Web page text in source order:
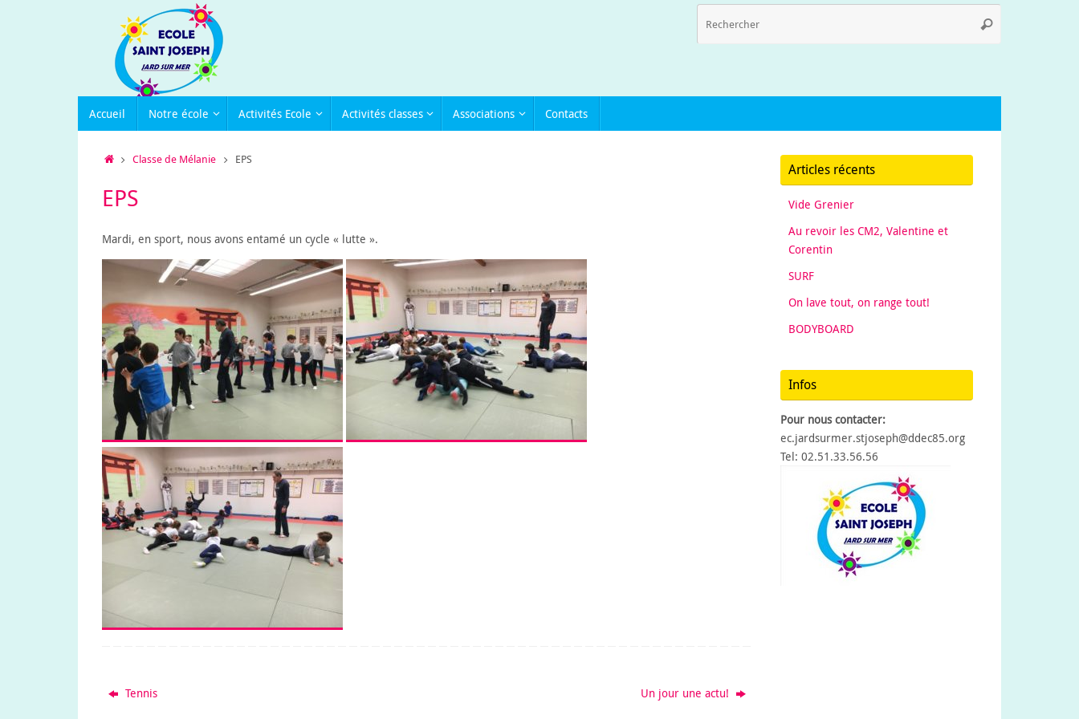
Rechercher
Accueil Notre école Activités Ecole Activités classes Associations Contacts
Accueil
Classe de Mélanie EPS
EPS
Mardi, en sport, nous avons entamé un cycle « lutte ».
Tennis Un jour une actu!
Articles récents
Vide Grenier
Au revoir les CM2, Valentine et
Corentin
SURF
On lave tout, on range tout!
BODYBOARD
Infos
Pour nous contacter:
ec.jardsurmer.stjoseph@ddec85.org
Tel: 02.51.33.56.56